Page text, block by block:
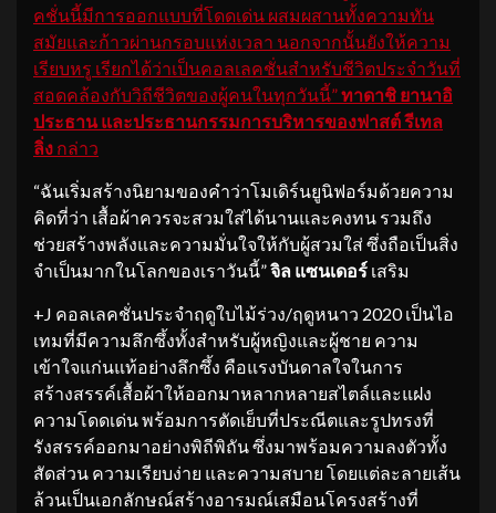
คชั่นนี้มีการออกแบบที่โดดเด่น ผสมผสานทั้งความทัน
สมัยและก้าวผ่านกรอบแห่งเวลา นอกจากนั้นยังให้ความ
เรียบหรู เรียกได้ว่าเป็นคอลเลคชั่นสำหรับชีวิตประจำวันที่
สอดคล้องกับวิถีชีวิตของผู้คนในทุกวันนี้”ทาดาชิ ยานาอิ
ประธาน และประธานกรรมการบริหารของฟาสต์ รีเทล
ลิ่ง กล่าว
“ฉันเริ่มสร้างนิยามของคำว่าโมเดิร์นยูนิฟอร์มด้วยความ
คิดที่ว่า เสื้อผ้าควรจะสวมใส่ได้นานและคงทน รวมถึง
ช่วยสร้างพลังและความมั่นใจให้กับผู้สวมใส่ ซึ่งถือเป็นสิ่ง
จำเป็นมากในโลกของเราวันนี้”จิล แซนเดอร์ เสริม
+J คอลเลคชั่นประจำฤดูใบไม้ร่วง/ฤดูหนาว 2020 เป็นไอ
เทมที่มีความลึกซึ้งทั้งสำหรับผู้หญิงและผู้ชาย ความ
เข้าใจแก่นแท้อย่างลึกซึ้ง คือแรงบันดาลใจในการ
สร้างสรรค์เสื้อผ้าให้ออกมาหลากหลายสไตล์และแฝง
ความโดดเด่น พร้อมการตัดเย็บที่ประณีตและรูปทรงที่
รังสรรค์ออกมาอย่างพิถีพิถัน ซึ่งมาพร้อมความลงตัวทั้ง
สัดส่วน ความเรียบง่าย และความสบาย โดยแต่ละลายเส้น
ล้วนเป็นเอกลักษณ์สร้างอารมณ์เสมือนโครงสร้างที่